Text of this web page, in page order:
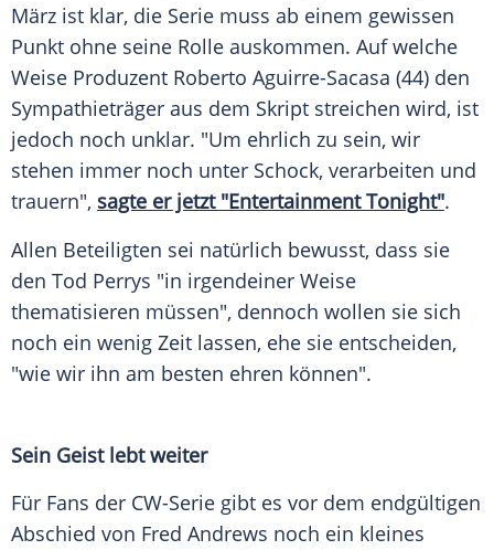
März ist klar, die Serie muss ab einem gewissen
Punkt ohne seine Rolle auskommen. Auf welche
Weise Produzent Roberto Aguirre-Sacasa (44) den
Sympathieträger aus dem Skript streichen wird, ist
jedoch noch unklar. "Um ehrlich zu sein, wir
stehen immer noch unter Schock, verarbeiten und
trauern", sagte er jetzt "Entertainment Tonight".
Allen Beteiligten sei natürlich bewusst, dass sie
den Tod Perrys "in irgendeiner Weise
thematisieren müssen", dennoch wollen sie sich
noch ein wenig Zeit lassen, ehe sie entscheiden,
"wie wir ihn am besten ehren können".
Sein Geist lebt weiter
Für Fans der CW-Serie gibt es vor dem endgültigen
Abschied von Fred Andrews noch ein kleines